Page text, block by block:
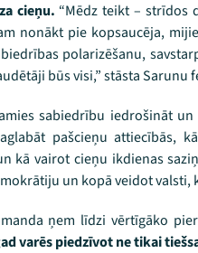
cieņu. “Mēdz teikt – strīdos
nonākt pie kopsaucēja,
polarizēšanu,
būs visi,” stāsta Sarunu
sabiedrību iedrošināt
pašcieņu attiecībās,
kā vairot cieņu ikdienas
un kopā veidot valsti,
ņem līdzi vērtīgāko
varēs piedzīvot ne tikai